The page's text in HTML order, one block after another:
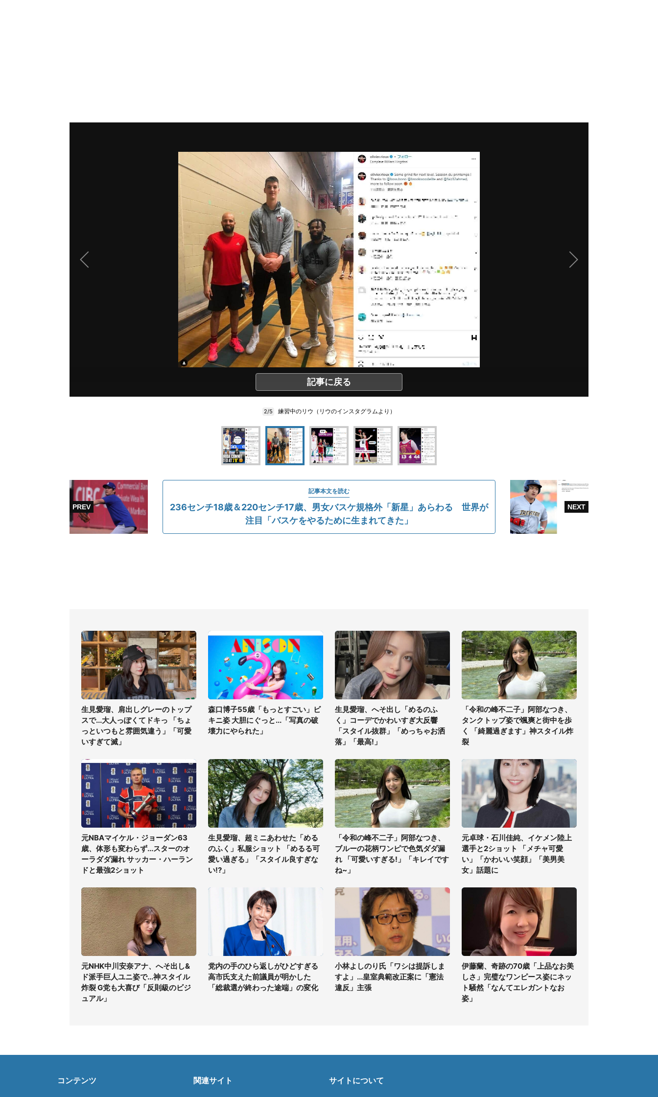
記事に戻る
2/5 練習中のリウ（リウのインスタグラムより）
記事本文を読む
236センチ18歳＆220センチ17歳、男女バスケ規格外「新星」あらわる 世界が
注目「バスケをやるために生まれてきた」
生見愛瑠、肩出しグレーのトップ
スで...大人っぽくてドキっ 「ちょ
っといつもと雰囲気違う」「可愛
いすぎて滅」
森口博子55歳「もっとすごい」ビ
キニ姿 大胆にぐっと...「写真の破
壊力にやられた」
生見愛瑠、へそ出し「めるのふ
く」コーデでかわいすぎ大反響
「スタイル抜群」「めっちゃお洒
落」「最高!」
「令和の峰不二子」阿部なつき、
タンクトップ姿で颯爽と街中を歩
く 「綺麗過ぎます」神スタイル炸
裂
元NBAマイケル・ジョーダン63
歳、体形も変わらず...スターのオ
ーラダダ漏れ サッカー・ハーラン
ドと最強2ショット
生見愛瑠、超ミニあわせた「める
のふく」私服ショット 「めるる可
愛い過ぎる」「スタイル良すぎな
い!?」
「令和の峰不二子」阿部なつき、
ブルーの花柄ワンピで色気ダダ漏
れ 「可愛いすぎる!」「キレイです
ね~」
元卓球・石川佳純、イケメン陸上
選手と2ショット 「メチャ可愛
い」「かわいい笑顔」「美男美
女」話題に
元NHK中川安奈アナ、へそ出し&
ド派手巨人ユニ姿で...神スタイル
炸裂 G党も大喜び「反則級のビジ
ュアル」
党内の手のひら返しがひどすぎる
高市氏支えた前議員が明かした
「総裁選が終わった途端」の変化
小林よしのり氏「ワシは提訴しま
すよ」...皇室典範改正案に「憲法
違反」主張
伊藤蘭、奇跡の70歳「上品なお美
しさ」完璧なワンピース姿にネッ
ト騒然「なんてエレガントなお
姿」
コンテンツ 関連サイト サイトについて